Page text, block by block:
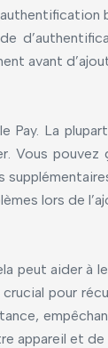
avant
Pay. La
Vous
lors de
peut aider à
pour
appareil et